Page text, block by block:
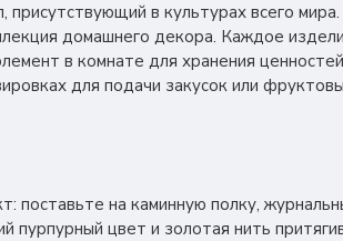
присутствующий в культурах всего
домашнего декора. Каждое
в комнате для хранения
для подачи закусок или
поставьте на каминную полку,
пурпурный цвет и золотая нить